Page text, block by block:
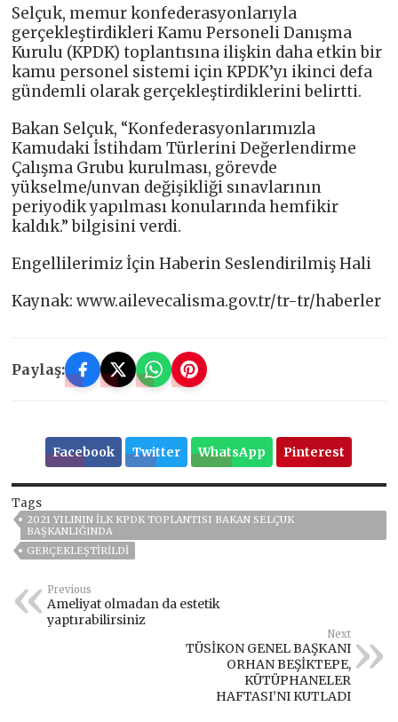
Selçuk, memur konfederasyonlarıyla
gerçekleştirdikleri Kamu Personeli Danışma
Kurulu (KPDK) toplantısına ilişkin daha etkin bir
kamu personel sistemi için KPDK’yı ikinci defa
gündemli olarak gerçekleştirdiklerini belirtti.
Bakan Selçuk, “Konfederasyonlarımızla
Kamudaki İstihdam Türlerini Değerlendirme
Çalışma Grubu kurulması, görevde
yükselme/unvan değişikliği sınavlarının
periyodik yapılması konularında hemfikir
kaldık.” bilgisini verdi.
Engellilerimiz İçin Haberin Seslendirilmiş Hali
Kaynak: www.ailevecalisma.gov.tr/tr-tr/haberler
Paylaş:
Facebook Twitter WhatsApp Pinterest
Tags
2021 YILININ İLK KPDK TOPLANTISI BAKAN SELÇUK
BAŞKANLIĞINDA
GERÇEKLEŞTIRILDI
Previous
Ameliyat olmadan da estetik
yaptırabilirsiniz
Next
TÜSİKON GENEL BAŞKANI
ORHAN BEŞİKTEPE,
KÜTÜPHANELER
HAFTASI’NI KUTLADI